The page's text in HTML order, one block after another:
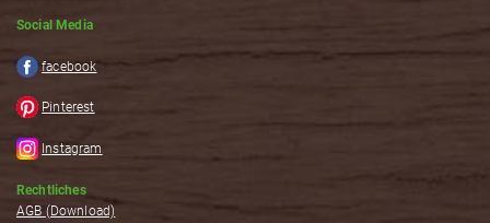
Social Media
facebook
Pinterest
Instagram
Rechtliches
AGB (Download)